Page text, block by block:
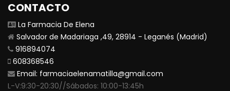
CONTACTO
La Farmacia De Elena
Salvador de Madariaga ,49, 28914 - Leganés (Madrid)
916894074
608368546
Email: farmaciaelenamatilla@gmail.com
L-V:9:30-20:30//Sábados: 10:00-13:45h